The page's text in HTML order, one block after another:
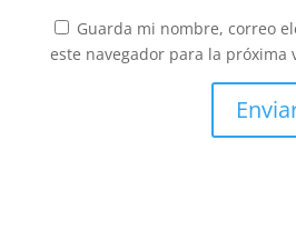
Guarda mi nombre, correo
este navegador para la próxima